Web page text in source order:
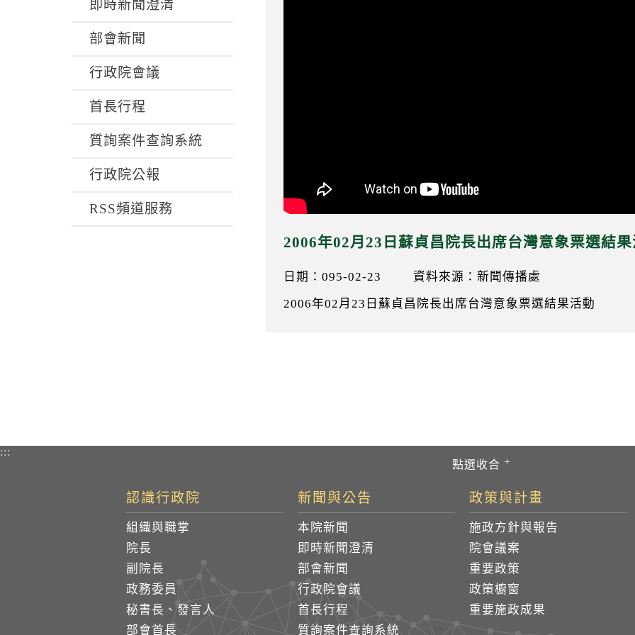
即時新聞澄清
部會新聞
行政院會議
首長行程
質詢案件查詢系統
行政院公報
RSS頻道服務
2006年02月23日蘇貞昌院長出席台灣意象票選結
日期：095-02-23
資料來源：新聞傳播處
2006年02月23日蘇貞昌院長出席台灣意象票選結果活動
:::
認識行政院
組織與職掌
院長
副院長
政務委員
秘書長、發言人
部會首長
新聞與公告
本院新聞
即時新聞澄清
部會新聞
行政院會議
首長行程
質詢案件查詢系統
政策與計畫
施政方針與報告
院會議案
重要政策
政策櫥窗
重要施政成果